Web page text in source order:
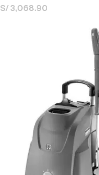
S/ 3,068.90